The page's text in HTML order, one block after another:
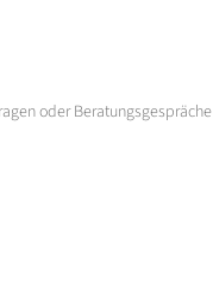
oder